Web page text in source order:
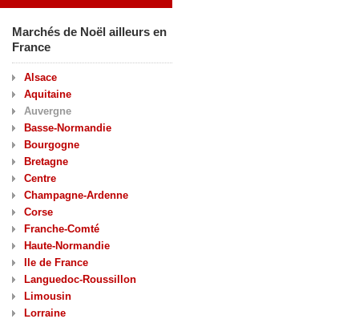
Marchés de Noël ailleurs en
France
Alsace
Aquitaine
Auvergne
Basse-Normandie
Bourgogne
Bretagne
Centre
Champagne-Ardenne
Corse
Franche-Comté
Haute-Normandie
Ile de France
Languedoc-Roussillon
Limousin
Lorraine